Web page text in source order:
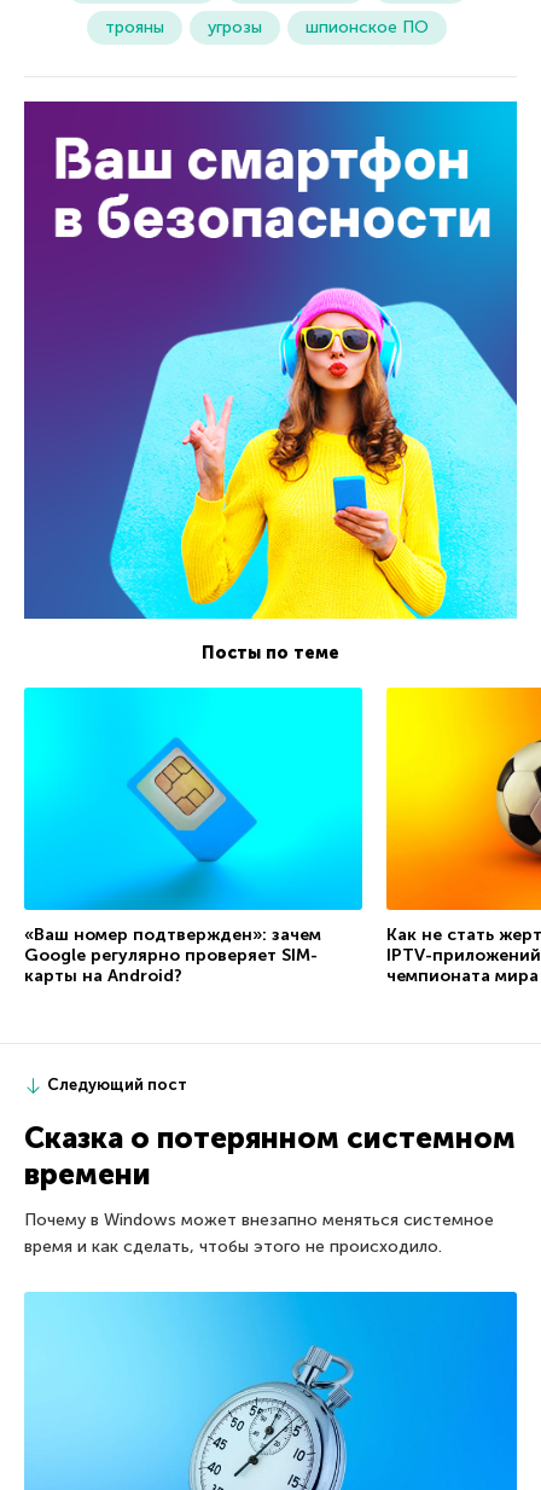
трояны угрозы шпионское ПО
Посты по теме
«Ваш номер подтвержден»: зачем
Google регулярно проверяет SIM-
карты на Android?
Как не стать
IPTV-
чемпионата
Следующий пост
Сказка о потерянном системном
времени
Почему в Windows может внезапно меняться системное
время и как сделать, чтобы этого не происходило.